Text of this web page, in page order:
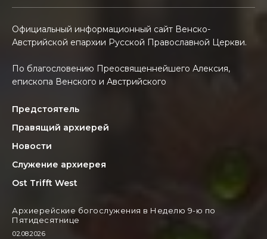
Официальный информационный сайт Венско-
Австрийской епархии Русской Православной Церкви.
По благословению Преосвященнейшего Алексия,
епископа Венского и Австрийского
Предстоятель
Правящий архиерей
Новости
Служение архиерея
Ost Trifft West
Архиерейские богослужения в Неделю 9-ю по
Пятидесятнице
02.08.2026